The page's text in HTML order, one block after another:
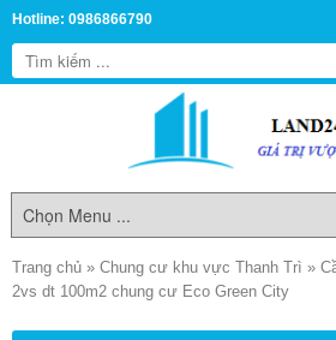
Hotline: 0986866790
Trang chủ » Chung cư khu vực Thanh Trì »
2vs dt 100m2 chung cư Eco Green City